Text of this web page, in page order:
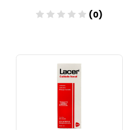
(0)
Añadir